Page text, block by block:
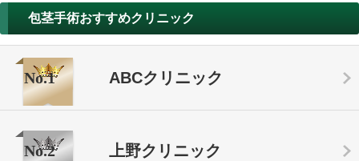
包茎手術おすすめクリニック
No.1 ABCクリニック
No.2 上野クリニック